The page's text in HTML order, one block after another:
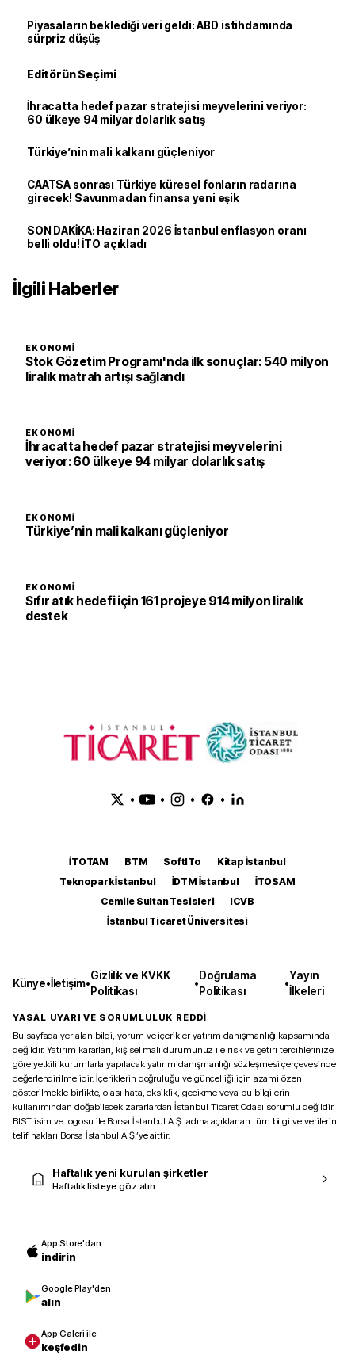
Piyasaların beklediği veri geldi: ABD istihdamında
sürpriz düşüş
Editörün Seçimi
İhracatta hedef pazar stratejisi meyvelerini veriyor:
60 ülkeye 94 milyar dolarlık satış
Türkiye’nin mali kalkanı güçleniyor
CAATSA sonrası Türkiye küresel fonların radarına
girecek! Savunmadan finansa yeni eşik
SON DAKİKA: Haziran 2026 İstanbul enflasyon oranı
belli oldu! İTO açıkladı
İlgili Haberler
EKONOMI
Stok Gözetim Programı'nda ilk sonuçlar: 540 milyon
liralık matrah artışı sağlandı
EKONOMI
İhracatta hedef pazar stratejisi meyvelerini
veriyor: 60 ülkeye 94 milyar dolarlık satış
EKONOMI
Türkiye’nin mali kalkanı güçleniyor
EKONOMI
Sıfır atık hedefi için 161 projeye 914 milyon liralık
destek
• • • •
İTOTAM BTM SoftITo
Kitap İstanbul
Teknopark İstanbul
İDTM İstanbul
İTOSAM
Cemile Sultan Tesisleri
ICVB
İstanbul Ticaret Üniversitesi
Künye•İletişim•
Gizlilik ve KVKK
Politikası
•
Doğrulama
Politikası
•
Yayın
İlkeleri
YASAL UYARI VE SORUMLULUK REDDİ
Bu sayfada yer alan bilgi, yorum ve içerikler yatırım danışmanlığı kapsamında
değildir. Yatırım kararları, kişisel mali durumunuz ile risk ve getiri tercihlerinize
göre yetkili kurumlarla yapılacak yatırım danışmanlığı sözleşmesi çerçevesinde
değerlendirilmelidir. İçeriklerin doğruluğu ve güncelliği için azami özen
gösterilmekle birlikte, olası hata, eksiklik, gecikme veya bu bilgilerin
kullanımından doğabilecek zararlardan İstanbul Ticaret Odası sorumlu değildir.
BIST isim ve logosu ile Borsa İstanbul A.Ş. adına açıklanan tüm bilgi ve verilerin
telif hakları Borsa İstanbul A.Ş.’ye aittir.
Haftalık yeni kurulan şirketler
Haftalık listeye göz atın
App Store'dan
indirin
Google Play'den
alın
App Galeri ile
keşfedin